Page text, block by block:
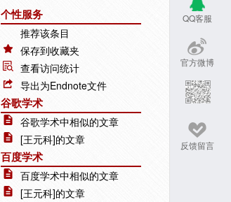
QQ客服
官方微博
反馈留言
个性服务
推荐该条目
保存到收藏夹
查看访问统计
导出为Endnote文件
谷歌学术
谷歌学术中相似的文章
[王元科]的文章
百度学术
百度学术中相似的文章
[王元科]的文章